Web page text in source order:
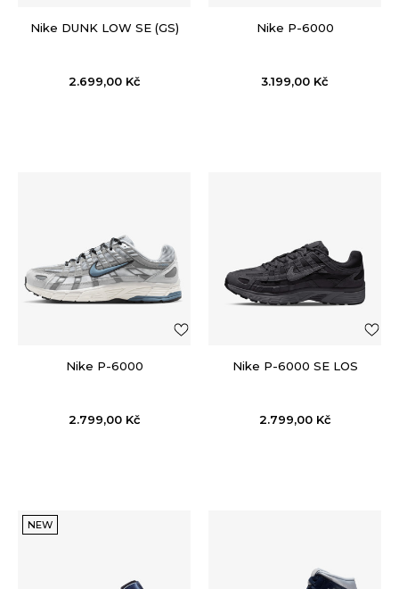
Nike DUNK LOW SE (GS)
2.699,00 Kč
Nike P-6000
3.199,00 Kč
Nike P-6000
2.799,00 Kč
Nike P-6000 SE LOS
2.799,00 Kč
NEW